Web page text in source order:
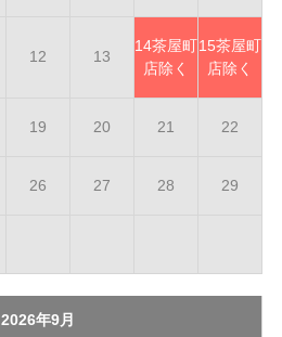
12 13
14茶屋町
店除く
15茶屋町
店除く
19 20 21 22
26 27 28 29
2026年9月